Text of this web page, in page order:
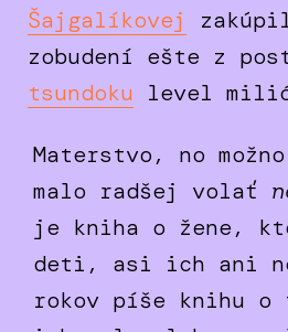
Šajgalíkovej
zobudení ešte z
tsundoku level
Materstvo, no
malo radšej volať
je kniha o žene,
deti, asi ich ani
rokov píše knihu o